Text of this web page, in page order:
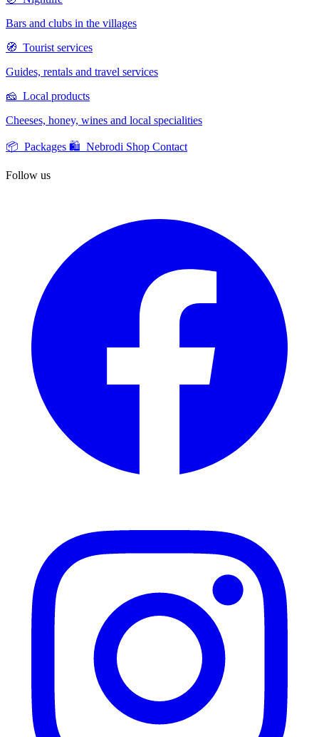
Bars and clubs in the villages
🧭 Tourist services
Guides, rentals and travel services
🧀 Local products
Cheeses, honey, wines and local specialities
📦 Packages 🛍️ Nebrodi Shop Contact
Follow us